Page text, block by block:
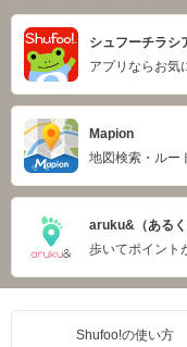
シュフーチラシ
アプリならお気
Mapion
地図検索・ルー
aruku&（あるく
歩いてポイント
Shufoo!の使い方